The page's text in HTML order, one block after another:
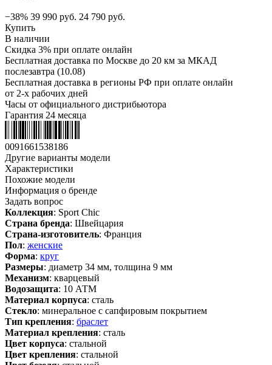
−38% 39 990 руб. 24 790 руб.
Купить
В наличии
Скидка 3% при оплате онлайн
Бесплатная доставка по Москве до 20 км за МКАД
послезавтра (10.08)
Бесплатная доставка в регионы РФ при оплате онлайн
от 2-х рабочих дней
Часы от официального дистрибьютора
Гарантия 24 месяца
0091661538186
Другие варианты модели
Характеристики
Похожие модели
Информация о бренде
Задать вопрос
Коллекция: Sport Chic
Страна бренда: Швейцария
Страна-изготовитель: Франция
Пол: женские
Форма: круг
Размеры: диаметр 34 мм, толщина 9 мм
Механизм: кварцевый
Водозащита: 10 АТМ
Материал корпуса: сталь
Стекло: минеральное с сапфировым покрытием
Тип крепления: браслет
Материал крепления: сталь
Цвет корпуса: стальной
Цвет крепления: стальной